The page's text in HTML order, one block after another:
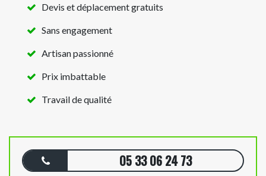
Devis et déplacement gratuits
Sans engagement
Artisan passionné
Prix imbattable
Travail de qualité
05 33 06 24 73